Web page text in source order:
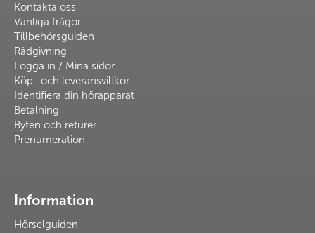
Kontakta oss
Vanliga frågor
Tillbehörsguiden
Rådgivning
Logga in / Mina sidor
Köp- och leveransvillkor
Identifiera din hörapparat
Betalning
Byten och returer
Prenumeration
Information
Hörselguiden